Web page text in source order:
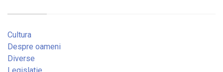
Cultura
Despre oameni
Diverse